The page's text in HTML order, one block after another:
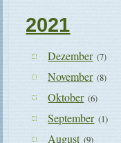
2021
Dezember (7)
November (8)
Oktober (6)
September (1)
August (9)